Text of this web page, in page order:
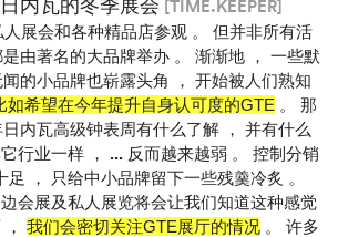
[TIME.KEEPER]
人展会和各种精品店参观 。 但并非所有活
由著名的大品牌举办 。 渐渐地 ， 一些默
的小品牌也崭露头角 ， 开始被人们熟知
如希望在今年提升自身认可度的GTE 。 那
内瓦高级钟表周有什么了解 ， 并有什么
行业一样 ， ... 反而越来越弱 。 控制分销
， 只给中小品牌留下一些残羹冷炙 。
会展及私人展览将会让我们知道这种感觉
我们会密切关注GTE展厅的情况 。 许多